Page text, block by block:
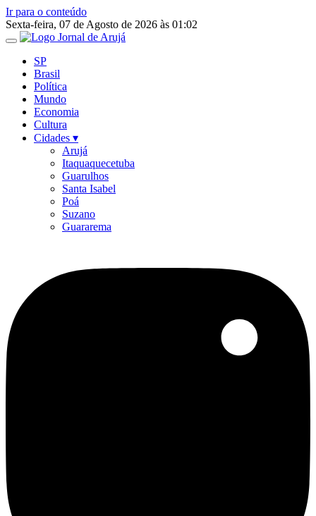
Ir para o conteúdo
Sexta-feira, 07 de Agosto de 2026 às 01:02
SP
Brasil
Política
Mundo
Economia
Cultura
Cidades ▾
Arujá
Itaquaquecetuba
Guarulhos
Santa Isabel
Poá
Suzano
Guararema